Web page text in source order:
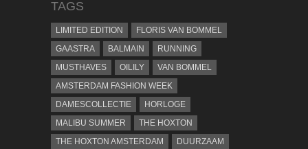
TAGS
LIMITED EDITION
FLORIS VAN BOMMEL
GAASTRA
BALMAIN
RUNNING
MUSTHAVES
OILILY
VAN BOMMEL
AMSTERDAM FASHION WEEK
DAMESCOLLECTIE
HORLOGE
MALIBU SUMMER
THE HOXTON
THE HOXTON AMSTERDAM
DUURZAAM